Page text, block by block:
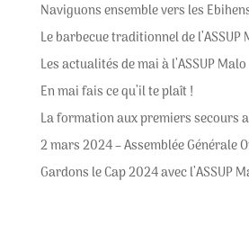
Naviguons ensemble vers les
Le barbecue traditionnel de l’ASSUP
Les actualités de mai à l’ASSUP Malo
En mai fais ce qu’il te plaît !
La formation aux premiers secours
2 mars 2024 – Assemblée Générale
Gardons le Cap 2024 avec l’ASSUP